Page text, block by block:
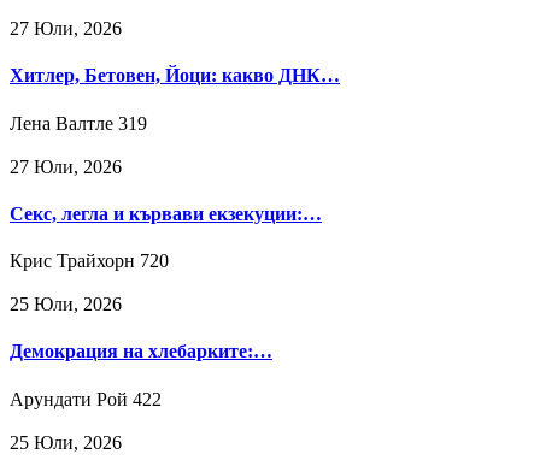
27 Юли, 2026
Хитлер, Бетовен, Йоци: какво ДНК…
Лена Валтле 319
27 Юли, 2026
Секс, легла и кървави екзекуции:…
Крис Трайхорн 720
25 Юли, 2026
Демокрация на хлебарките:…
Арундати Рой 422
25 Юли, 2026